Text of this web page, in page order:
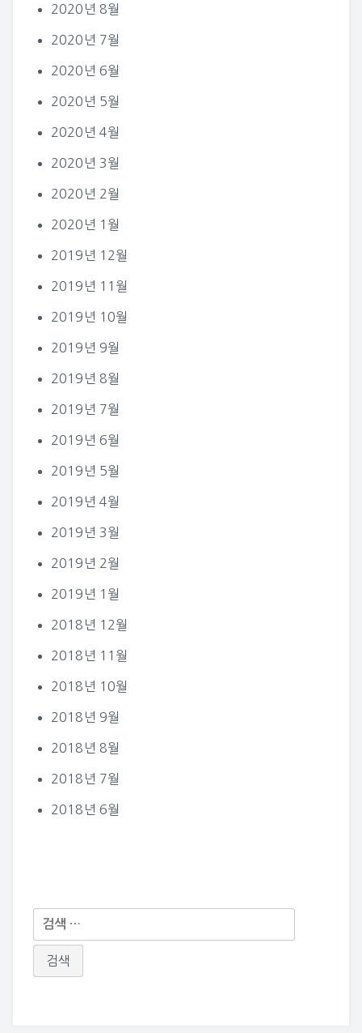
2020년 8월
2020년 7월
2020년 6월
2020년 5월
2020년 4월
2020년 3월
2020년 2월
2020년 1월
2019년 12월
2019년 11월
2019년 10월
2019년 9월
2019년 8월
2019년 7월
2019년 6월
2019년 5월
2019년 4월
2019년 3월
2019년 2월
2019년 1월
2018년 12월
2018년 11월
2018년 10월
2018년 9월
2018년 8월
2018년 7월
2018년 6월
다
음